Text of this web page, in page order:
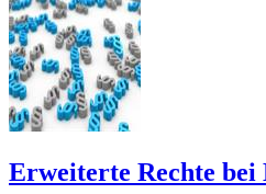
Erweiterte Rechte bei